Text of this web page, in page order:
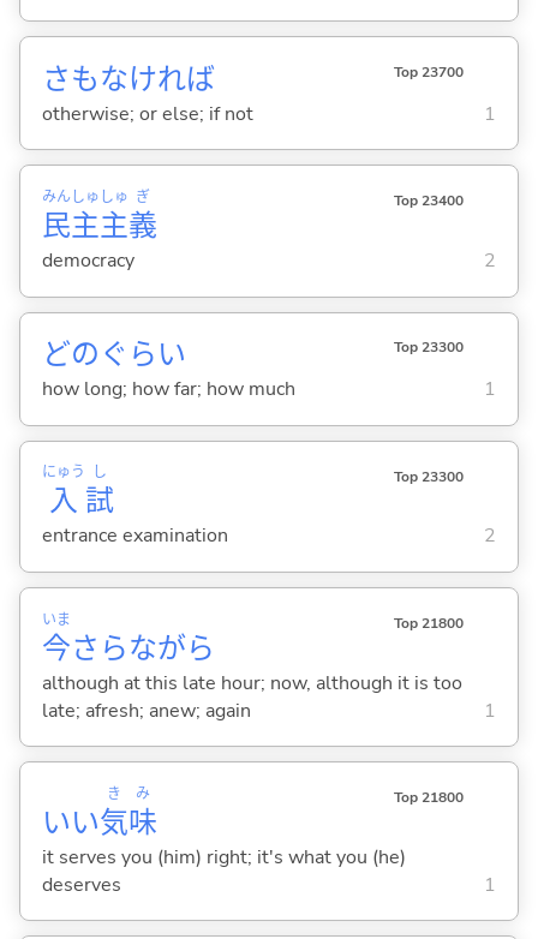
さもなければ Top 23700
otherwise; or else; if not 1
民
みん
主
しゅ
主
しゅ
義
ぎ Top 23400
democracy 2
どのぐらい Top 23300
how long; how far; how much 1
入
にゅう
試
し Top 23300
entrance examination 2
今
いま
さらながら
Top 21800
although at this late hour; now, although it is too
late; afresh; anew; again
1
いい気
き
味
み Top 21800
it serves you (him) right; it's what you (he)
deserves
1